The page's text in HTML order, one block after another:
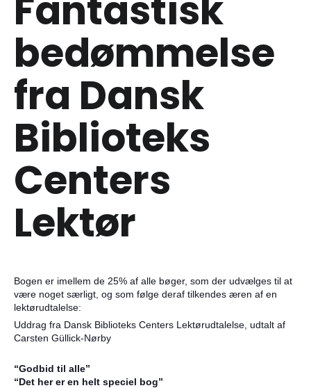
bedømmelse
fra Dansk
Biblioteks
Centers
Lektør
Bogen er imellem de 25% af alle bøger, som der udvælges til at
være noget særligt, og som følge deraf tilkendes æren af en
lektørudtalelse:
Uddrag fra Dansk Biblioteks Centers Lektørudtalelse, udtalt af
Carsten Güllick-Nørby
“Godbid til alle”
“Det her er en helt speciel bog”